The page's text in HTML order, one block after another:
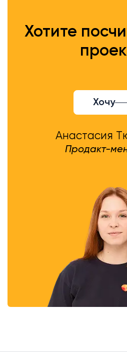
Хотите
Хочу
Анастасия
Продакт-